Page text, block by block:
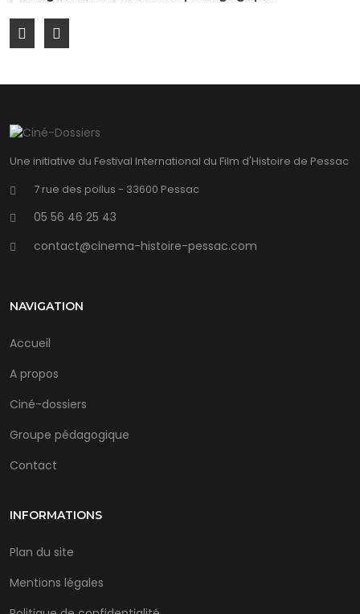
Une initiative du Festival International du Film d'Histoire de Pessac
7 rue des poilus - 33600 Pessac
05 56 46 25 43
contact@cinema-histoire-pessac.com
NAVIGATION
Accueil
A propos
Ciné-dossiers
Groupe pédagogique
Contact
INFORMATIONS
Plan du site
Mentions légales